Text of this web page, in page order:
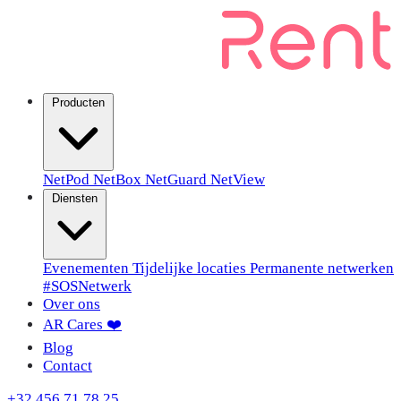
NetPod NetBox NetGuard NetView
Evenementen Tijdelijke locaties Permanente netwerken
#SOSNetwerk
Over ons
AR Cares ❤️
Blog
Contact